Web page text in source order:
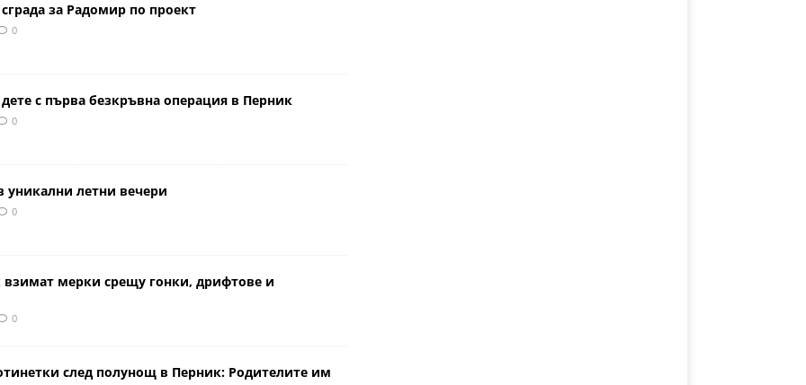
за Радомир по проект
0
с първа безкръвна операция в Перник
0
летни вечери
0
мерки срещу гонки, дрифтове и
0
след полунощ в Перник: Родителите им